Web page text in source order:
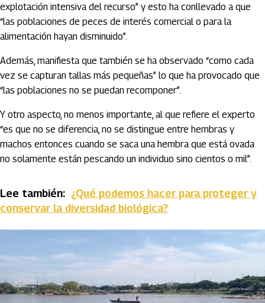
explotación intensiva del recurso” y esto ha conllevado a que
“las poblaciones de peces de interés comercial o para la
alimentación hayan disminuido”.
Además, manifiesta que también se ha observado “como cada
vez se capturan tallas más pequeñas” lo que ha provocado que
“las poblaciones no se puedan recomponer”.
Y otro aspecto, no menos importante, al que refiere el experto
“es que no se diferencia, no se distingue entre hembras y
machos entonces cuando se saca una hembra que está ovada
no solamente están pescando un individuo sino cientos o mil”.
Lee también: ¿Qué podemos hacer para proteger y
conservar la diversidad biológica?